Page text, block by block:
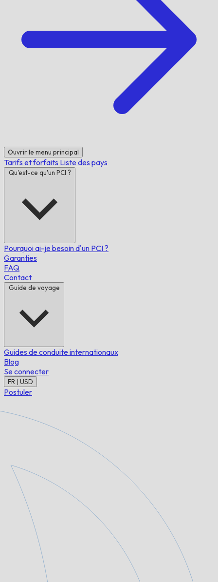
Ouvrir le menu principal
Tarifs et forfaits Liste des pays
Qu'est-ce qu'un PCI ?
Pourquoi ai-je besoin d'un PCI ?
Garanties
FAQ
Contact
Guide de voyage
Guides de conduite internationaux
Blog
Se connecter
FR | USD
Postuler